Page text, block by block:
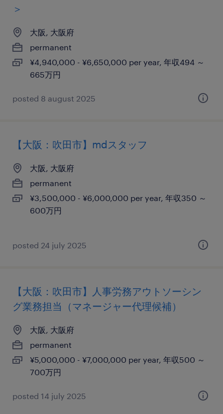
＞
大阪, 大阪府
permanent
¥4,940,000 - ¥6,650,000 per year, 年収494 ～
665万円
posted 8 august 2025
【大阪：吹田市】mdスタッフ
大阪, 大阪府
permanent
¥3,500,000 - ¥6,000,000 per year, 年収350 ～
600万円
posted 24 july 2025
【大阪：吹田市】人事労務アウトソーシン
グ業務担当（マネージャー代理候補）
大阪, 大阪府
permanent
¥5,000,000 - ¥7,000,000 per year, 年収500 ～
700万円
posted 14 july 2025